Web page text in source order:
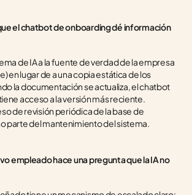
el chatbot de onboarding dé información
de IA a la fuente de verdad de la empresa
en lugar de a una copia estática de los
la documentación se actualiza, el chatbot
acceso a la versión más reciente.
de revisión periódica de la base de
parte del mantenimiento del sistema.
empleado hace una pregunta que la IA no